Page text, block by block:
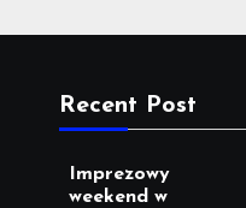
Recent Post
Imprezowy
weekend w